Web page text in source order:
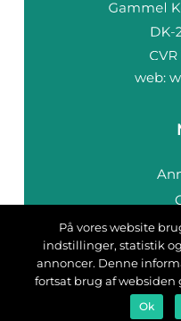
web:
På vores website
indstillinger, statistik
annoncer. Denne
fortsat brug af
Ok